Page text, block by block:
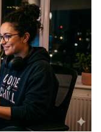
s
r
t
i
r